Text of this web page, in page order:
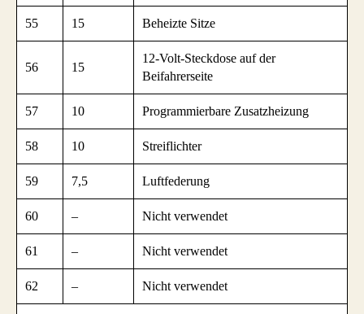
55 15 Beheizte Sitze
56 15
12-Volt-Steckdose auf der
Beifahrerseite
57 10 Programmierbare Zusatzheizung
58 10 Streiflichter
59 7,5 Luftfederung
60 – Nicht verwendet
61 – Nicht verwendet
62 – Nicht verwendet